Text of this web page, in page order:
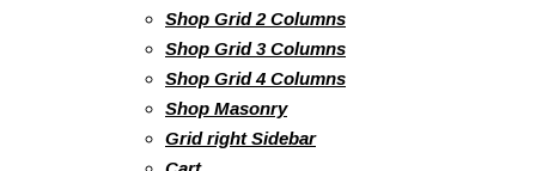
Shop Grid 2 Columns
Shop Grid 3 Columns
Shop Grid 4 Columns
Shop Masonry
Grid right Sidebar